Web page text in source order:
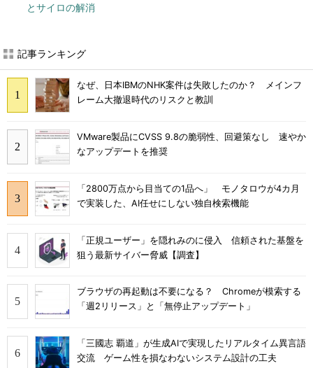
とサイロの解消
記事ランキング
なぜ、日本IBMのNHK案件は失敗したのか？ メインフ
レーム大撤退時代のリスクと教訓
VMware製品にCVSS 9.8の脆弱性、回避策なし 速やか
なアップデートを推奨
「2800万点から目当ての1品へ」 モノタロウが4カ月
で実装した、AI任せにしない独自検索機能
「正規ユーザー」を隠れみのに侵入 信頼された基盤を
狙う最新サイバー脅威【調査】
ブラウザの再起動は不要になる？ Chromeが模索する
「週2リリース」と「無停止アップデート」
「三國志 覇道」が生成AIで実現したリアルタイム異言語
交流 ゲーム性を損なわないシステム設計の工夫